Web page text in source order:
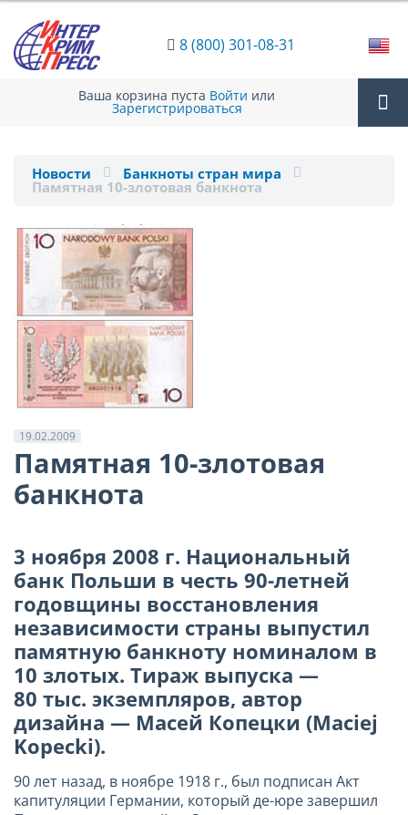
8 (800) 301-08-31
Ваша корзина пуста Войти или
Зарегистрироваться
Новости Банкноты стран мира
Памятная 10-злотовая банкнота
19.02.2009
Памятная 10-злотовая
банкнота
3 ноября 2008 г. Национальный
банк Польши в честь 90-летней
годовщины восстановления
независимости страны выпустил
памятную банкноту номиналом в
10 злотых. Тираж выпуска —
80 тыс. экземпляров, автор
дизайна — Масей Копецки (Maciej
Kopecki).
90 лет назад, в ноябре 1918 г., был подписан Акт
капитуляции Германии, который де-юре завершил